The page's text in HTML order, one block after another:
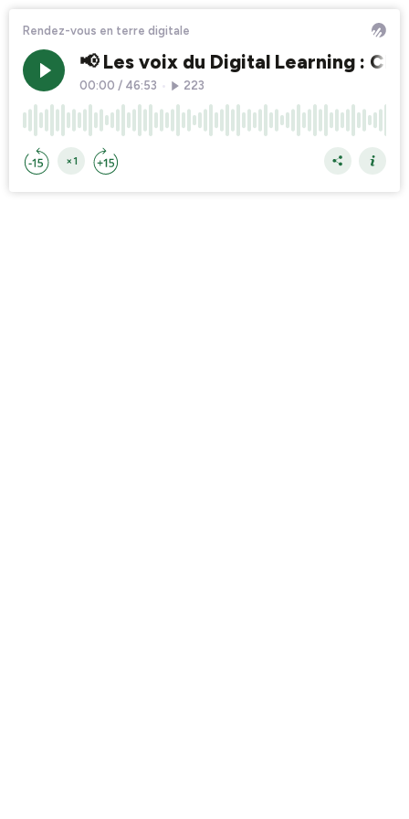
Rendez-vous en terre digitale
📢 Les voix du Digital Learning :
00:00 / 46:53 223
×1